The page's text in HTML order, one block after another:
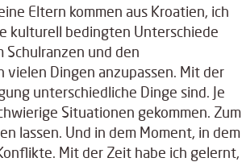
Eltern kommen aus Kroatien, ich
kulturell bedingten Unterschiede
Schulranzen und den
vielen Dingen anzupassen. Mit der
unterschiedliche Dinge sind. Je
Situationen gekommen. Zum
lassen. Und in dem Moment, in dem
Mit der Zeit habe ich gelernt,